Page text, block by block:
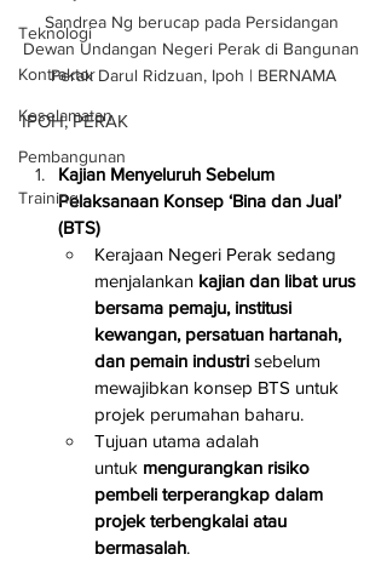
Teknologi
Kontraktor
Keselamatan
Pembangunan
Training
Sandrea Ng berucap pada Persidangan
Dewan Undangan Negeri Perak di Bangunan
Perak Darul Ridzuan, Ipoh | BERNAMA
IPOH, PERAK
Kajian Menyeluruh Sebelum
Pelaksanaan Konsep ‘Bina dan Jual’
(BTS)
Kerajaan Negeri Perak sedang
menjalankan kajian dan libat urus
bersama pemaju, institusi
kewangan, persatuan hartanah,
dan pemain industri sebelum
mewajibkan konsep BTS untuk
projek perumahan baharu.
Tujuan utama adalah
untuk mengurangkan risiko
pembeli terperangkap dalam
projek terbengkalai atau
bermasalah.